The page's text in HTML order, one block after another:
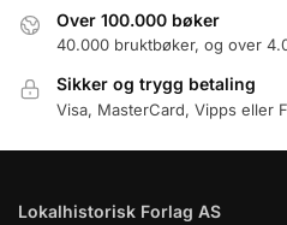
Over 100.000 bøker
40.000 bruktbøker, og over
Sikker og trygg betaling
Visa, MasterCard, Vipps eller
Lokalhistorisk Forlag AS